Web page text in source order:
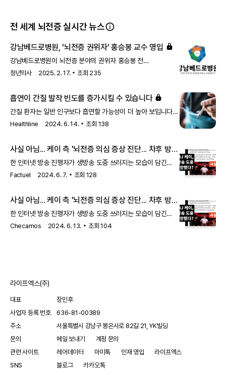
습니다 : ) 저의 책으로 해피바이러스를 전할 수 있도록 최선
전 세계 뇌전증 실시간 뉴스
강남베드로병원, ‘뇌전증 권위자’ 홍승봉 교수 영입
강남베드로병원이 뇌전증 분야의 권위자 홍승봉 전
삼성서울병원 신경과 교수를 영입하고, 3월 중
2018년까지 대한뇌전증학회 회장을 역임했으며,
2020년부터는 국내 최초로 보건복지부 지원 뇌전증지원센터를
설립해 운영하고 있다. 2022년에는 한국인 최초로
뇌전증수면센터에 고영테크놀러지의 뇌수술용 의료 로
청년의사 2025. 2. 17. 조회 235
흡연이 간질 발작 빈도를 증가시킬 수 있습니다
간질 환자는 일반 인구보다 흡연할 가능성이 더 높아 보입니다.
이는 니코틴이나 담배에 포함된 비소, 암모니아, 아세톤 등의
Healthline 2024. 6. 14. 조회 138
사실 아님... 케이 측 '뇌전증 의심 증상 진단... 차후 방송
복귀'
한 인터넷 방송 진행자가 생방송 도중 쓰러지는 모습이 담긴
영상이 소셜미디어상에서 반복적으로 공유됐다. 해당 영상을
인물은 아프리카TV BJ 케이(본명 박중규)로, 이후 회복한
모습으로 생방송에 등장해 자신이 피로로 인해 실신한 것이라고
설명했다. 케이는 이와 별개로 아프리카TV에 게시한 공지에서
Factuel 2024. 6. 7. 조회 128
사실 아님... 케이 측 '뇌전증 의심 증상 진단... 차후 방송
복귀'
한 인터넷 방송 진행자가 생방송 도중 쓰러지는 모습이 담긴
영상이 소셜미디어상에서 반복적으로 공유됐다. 해당 영상을
병원 진료를 통해 뇌전증이 의심된다는 진단을 받았으며 차후
Checamos 2024. 6. 13. 조회104
라이프엑스(주)
대표
장민후
사업자 등록 번호
636-81-00389
주소
서울특별시 강남구 봉은사로 82길 21, YK빌딩
문의
메일 보내기
계정 문의
관련 사이트
레어데이터 마미톡 인재 영입
라이프엑스
SNS
블로그 카카오톡